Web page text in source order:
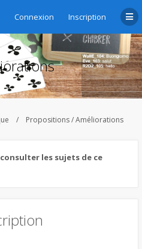
Connexion Inscription
Propositions / Améliorations
les sujets de ce